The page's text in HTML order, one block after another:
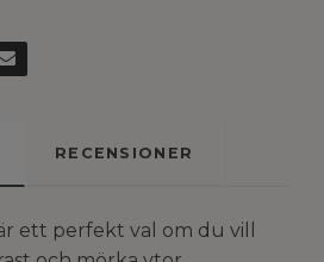
RECENSIONER
ett perfekt val om du vill